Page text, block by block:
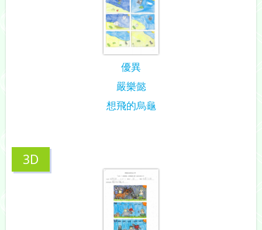
優異
嚴樂懿
想飛的烏龜
3D